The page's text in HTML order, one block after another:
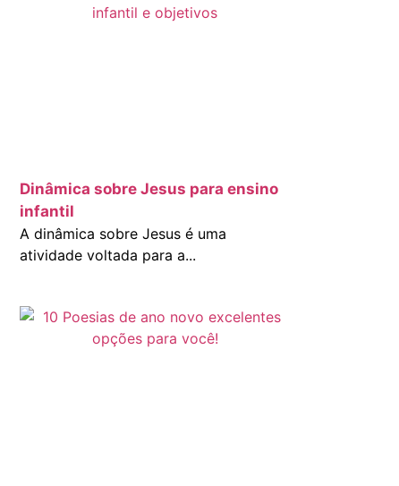
Dinâmica sobre Jesus para ensino
infantil
A dinâmica sobre Jesus é uma
atividade voltada para a...